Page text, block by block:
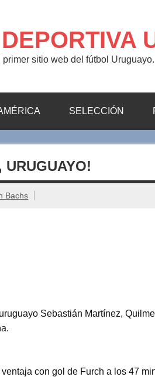
sitio web del fútbol Uruguayo.
SELECCIÓN
URUGUAYO!
Bachs
Sebastián Martínez,
con gol de Furch a los 47